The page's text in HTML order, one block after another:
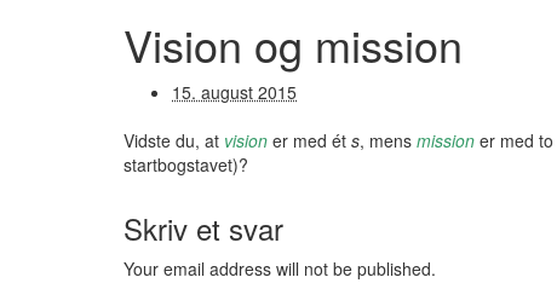
Vision og mission
15. august 2015
Vidste du, at vision er med ét s, mens mission er med to
startbogstavet)?
Skriv et svar
Your email address will not be published.